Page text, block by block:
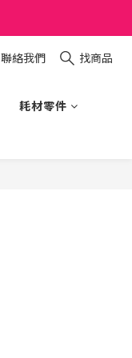
聯絡我們 找商品
耗材零件